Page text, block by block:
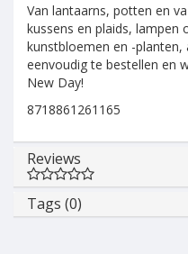
Van lantaarns, potten en
kussens en plaids, lampen
kunstbloemen en -planten,
eenvoudig te bestellen en
New Day!
8718861261165
Reviews
Tags (0)